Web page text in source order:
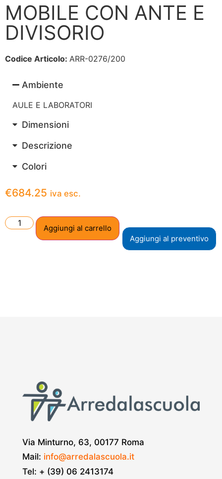
MOBILE CON ANTE E
DIVISORIO
Codice Articolo: ARR-0276/200
Ambiente
AULE E LABORATORI
Dimensioni
Descrizione
Colori
€684.25 iva esc.
Aggiungi al carrello
Aggiungi al preventivo
Via Minturno, 63, 00177 Roma
Mail: info@arredalascuola.it
Tel: + (39) 06 2413174